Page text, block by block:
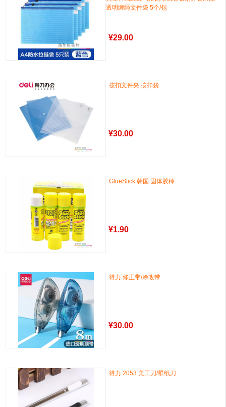
透明缠绳文件袋 5个/包
¥29.00
按扣文件夹 按扣袋
¥30.00
GlueStick 韩国 固体胶棒
¥1.90
得力 修正带/涂改带
¥30.00
得力 2053 美工刀/壁纸刀